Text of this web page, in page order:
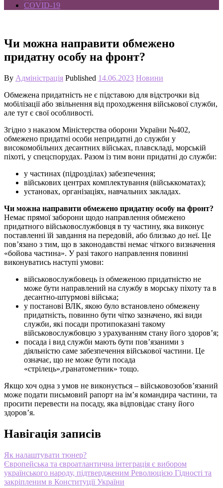
COVID-19
Чи можна направити обмежено
придатну особу на фронт?
By Адміністрація Published 14.06.2023 Новини
Обмежена придатність не є підставою для відстрочки від
мобілізації або звільнення від проходження військової служби,
але тут є свої особливості.
Згідно з наказом Міністерства оборони України №402,
обмежено придатні особи непридатні до служби у
високомобільних десантних військах, плавскладі, морській
піхоті, у спецспорудах. Разом із тим вони придатні до служби:
у частинах (підрозділах) забезпечення;
військових центрах комплектування (військкоматах);
установах, організаціях, навчальних закладах.
Чи можна направити обмежено придатну особу на фронт?
Немає прямої заборони щодо направлення обмежено
придатного військовослужбовця в ту частину, яка виконує
поставленні їй завдання на передовій, або близько до неї. Це
пов’язано з тим, що в законодавстві немає чіткого визначення
«бойова частина». У разі такого направлення повинні
виконуватись наступі умови:
військовослужбовець із обмеженою придатністю не
може бути направлений на службу в морську піхоту та в
десантно-штурмові війська;
у постанові ВЛК, якою було встановлено обмежену
придатність, повинно бути чітко зазначено, які види
служби, які посади протипоказані такому
військовослужбовцю з урахуванням стану його здоров’я;
посада і вид служби мають бути пов’язаними з
діяльністю саме забезпечення військової частини. Це
означає, що не може бути посада
«стрілець»,гранатометник» тощо.
Якщо хоч одна з умов не виконується – військовозобов’язаний
може подати письмовий рапорт на ім’я командира частини, та
просити перевести на посаду, яка відповідає стану його
здоров’я.
Навігація записів
Як налаштувати тюнер?
Європейська та євроатлантична інтеграція є вибором
українського народу, підтвердженим Революцією Гідності та
закріпленим в Конституції України